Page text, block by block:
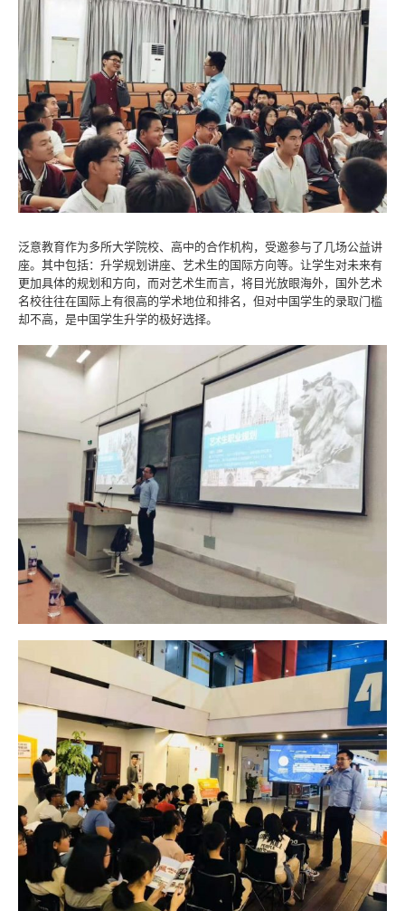
泛意教育作为多所大学院校、高中的合作机构，受邀参与了几场公益讲
座。其中包括：升学规划讲座、艺术生的国际方向等。让学生对未来有
更加具体的规划和方向，而对艺术生而言，将目光放眼海外，国外艺术
名校往往在国际上有很高的学术地位和排名，但对中国学生的录取门槛
却不高，是中国学生升学的极好选择。